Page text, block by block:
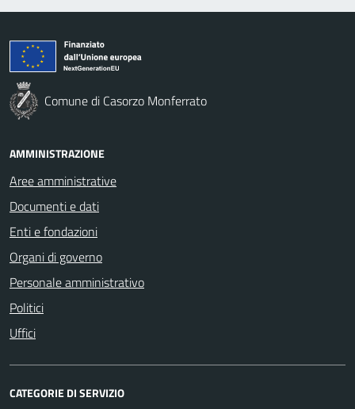
Comune di Casorzo Monferrato
AMMINISTRAZIONE
Aree amministrative
Documenti e dati
Enti e fondazioni
Organi di governo
Personale amministrativo
Politici
Uffici
CATEGORIE DI SERVIZIO